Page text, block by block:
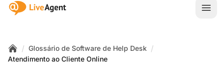
:site.title
Home
/ Glossário de Software de Help Desk /
Atendimento ao Cliente Online